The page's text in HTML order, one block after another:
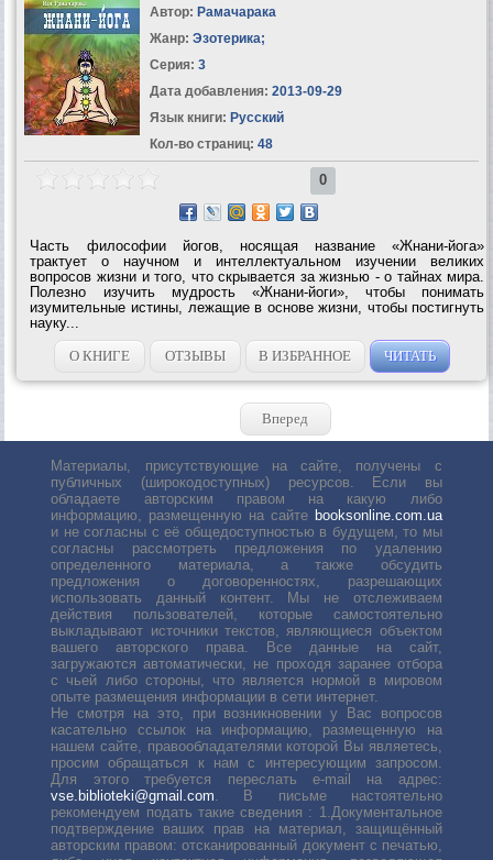
Автор: Рамачарака
Жанр: Эзотерика;
Серия: 3
Дата добавления: 2013-09-29
Язык книги: Русский
Кол-во страниц: 48
0
Часть философии йогов, носящая название «Жнани-йога»
трактует о научном и интеллектуальном изучении великих
вопросов жизни и того, что скрывается за жизнью - о тайнах мира.
Полезно изучить мудрость «Жнани-йоги», чтобы понимать
изумительные истины, лежащие в основе жизни, чтобы постигнуть
науку...
О КНИГЕ
ОТЗЫВЫ В ИЗБРАННОЕ ЧИТАТЬ
Вперед
Материалы, присутствующие на сайте, получены с
публичных (широкодоступных) ресурсов. Если вы
обладаете авторским правом на какую либо
информацию, размещенную на сайте booksonline.com.ua
и не согласны с её общедоступностью в будущем, то мы
согласны рассмотреть предложения по удалению
определенного материала, а также обсудить
предложения о договоренностях, разрешающих
использовать данный контент. Мы не отслеживаем
действия пользователей, которые самостоятельно
выкладывают источники текстов, являющиеся объектом
вашего авторского права. Все данные на сайт,
загружаются автоматически, не проходя заранее отбора
с чьей либо стороны, что является нормой в мировом
опыте размещения информации в сети интернет.
Не смотря на это, при возникновении у Вас вопросов
касательно ссылок на информацию, размещенную на
нашем сайте, правообладателями которой Вы являетесь,
просим обращаться к нам с интересующим запросом.
Для этого требуется переслать е-mail на адрес:
vse.biblioteki@gmail.com . В письме настоятельно
рекомендуем подать такие сведения : 1.Документальное
подтверждение ваших прав на материал, защищённый
авторским правом: отсканированный документ с печатью,